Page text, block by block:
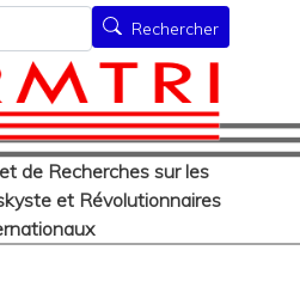
au
contenu
principal
de
de Recherches sur les
et Révolutionnaires
Rechercher